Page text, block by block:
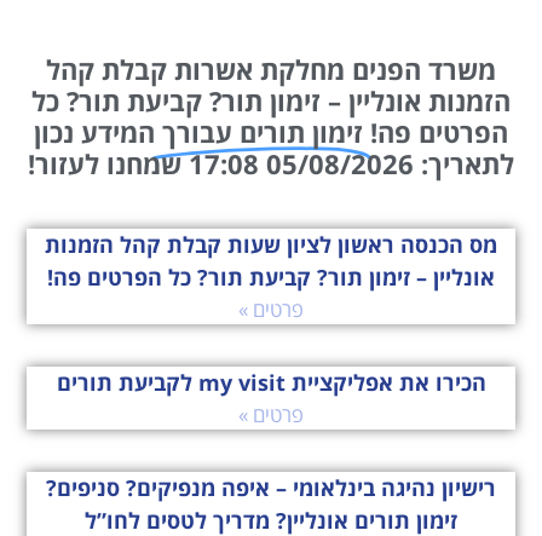
משרד הפנים מחלקת אשרות קבלת קהל
הזמנות אונליין – זימון תור? קביעת תור? כל
הפרטים פה! זימון תורים עבורך המידע נכון
לתאריך: 05/08/2026 17:08 שמחנו לעזור!
מס הכנסה ראשון לציון שעות קבלת קהל הזמנות
אונליין – זימון תור? קביעת תור? כל הפרטים פה!
פרטים »
הכירו את אפליקציית my visit לקביעת תורים
פרטים »
רישיון נהיגה בינלאומי – איפה מנפיקים? סניפים?
זימון תורים אונליין? מדריך לטסים לחו”ל